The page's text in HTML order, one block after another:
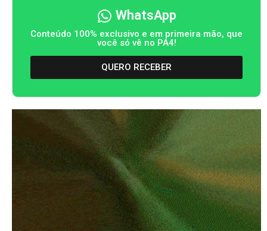
WhatsApp
Conteúdo 100% exclusivo e em primeira mão, que
você só vê no PA4!
QUERO RECEBER